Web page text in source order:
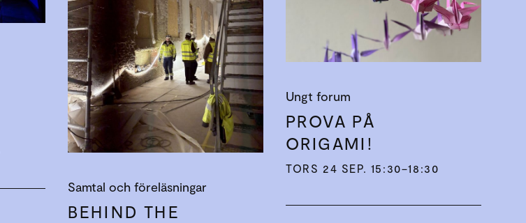
Samtal och föreläsningar
BEHIND THE
Ungt forum
PROVA PÅ
ORIGAMI!
TORS 24 SEP. 15:30–18:30